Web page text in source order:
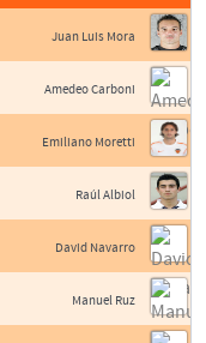
Juan Luis Mora
Amedeo Carboni
Emiliano Moretti
Raúl Albiol
David Navarro
Manuel Ruz